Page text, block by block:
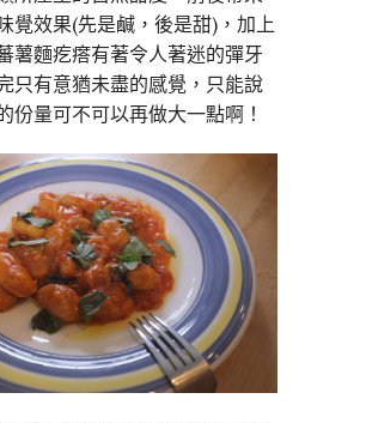
覺效果(先是鹹，後是甜)，加上
薯麵疙瘩有著令人著迷的彈牙
只有意猶未盡的感覺，只能說
份量可不可以再做大一點啊！